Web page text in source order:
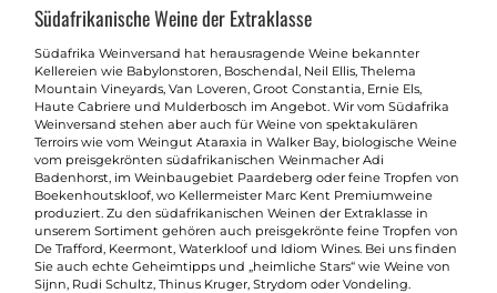
Südafrikanische Weine der Extraklasse
Südafrika Weinversand hat herausragende Weine bekannter
Kellereien wie Babylonstoren, Boschendal, Neil Ellis, Thelema
Mountain Vineyards, Van Loveren, Groot Constantia, Ernie Els,
Haute Cabriere und Mulderbosch im Angebot. Wir vom Südafrika
Weinversand stehen aber auch für Weine von spektakulären
Terroirs wie vom Weingut Ataraxia in Walker Bay, biologische Weine
vom preisgekrönten südafrikanischen Weinmacher Adi
Badenhorst, im Weinbaugebiet Paardeberg oder feine Tropfen von
Boekenhoutskloof, wo Kellermeister Marc Kent Premiumweine
produziert. Zu den südafrikanischen Weinen der Extraklasse in
unserem Sortiment gehören auch preisgekrönte feine Tropfen von
De Trafford, Keermont, Waterkloof und Idiom Wines. Bei uns finden
Sie auch echte Geheimtipps und „heimliche Stars“ wie Weine von
Sijnn, Rudi Schultz, Thinus Kruger, Strydom oder Vondeling.